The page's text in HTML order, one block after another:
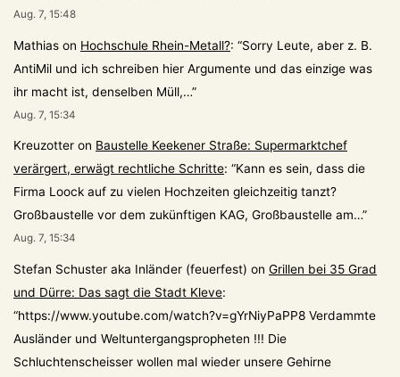
Aug. 7, 15:48
Mathias on Hochschule Rhein-Metall?: “Sorry Leute, aber z. B.
AntiMil und ich schreiben hier Argumente und das einzige was
ihr macht ist, denselben Müll,…”
Aug. 7, 15:34
Kreuzotter on Baustelle Keekener Straße: Supermarktchef
verärgert, erwägt rechtliche Schritte: “Kann es sein, dass die
Firma Loock auf zu vielen Hochzeiten gleichzeitig tanzt?
Großbaustelle vor dem zukünftigen KAG, Großbaustelle am…”
Aug. 7, 15:34
Stefan Schuster aka Inländer (feuerfest) on Grillen bei 35 Grad
und Dürre: Das sagt die Stadt Kleve:
“https://www.youtube.com/watch?v=gYrNiyPaPP8 Verdammte
Ausländer und Weltuntergangspropheten !!! Die
Schluchtenscheisser wollen mal wieder unsere Gehirne